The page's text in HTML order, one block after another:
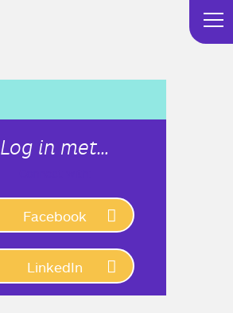
Log in met…
Facebook
LinkedIn